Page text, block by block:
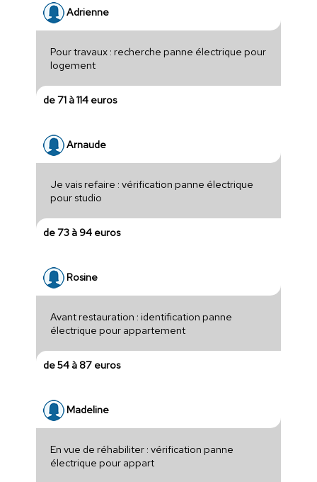
Adrienne
Pour travaux : recherche panne électrique pour
logement
de 71 à 114 euros
Arnaude
Je vais refaire : vérification panne électrique
pour studio
de 73 à 94 euros
Rosine
Avant restauration : identification panne
électrique pour appartement
de 54 à 87 euros
Madeline
En vue de réhabiliter : vérification panne
électrique pour appart